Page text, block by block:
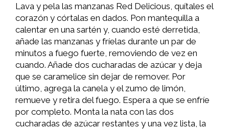
Lava y pela las manzanas Red Delicious, quítales el
corazón y córtalas en dados. Pon mantequilla a
calentar en una sartén y, cuando esté derretida,
añade las manzanas y fríelas durante un par de
minutos a fuego fuerte, removiendo de vez en
cuando. Añade dos cucharadas de azúcar y deja
que se caramelice sin dejar de remover. Por
último, agrega la canela y el zumo de limón,
remueve y retira del fuego. Espera a que se enfríe
por completo. Monta la nata con las dos
cucharadas de azúcar restantes y una vez lista, la